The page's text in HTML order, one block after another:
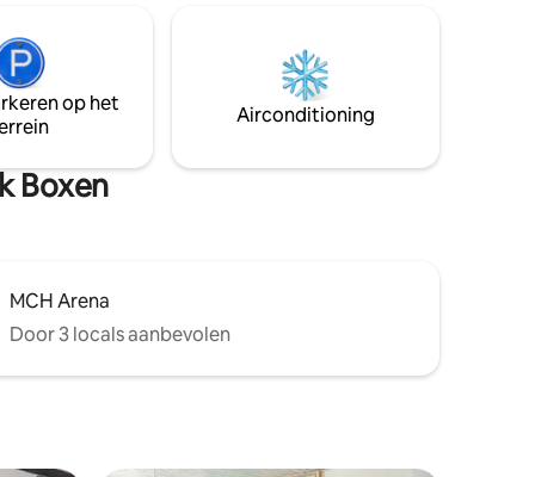
Wij
MCH Messecenter Herning, FCM Arena
Regionaal Ziekenhuis Gødstrup ligt op
slechts 3,5 km afstand. Op een paar
pizzaria, winkelen, etc.
op het
Airconditioning
Boxen
MCH Arena
Door 3 locals aanbevolen